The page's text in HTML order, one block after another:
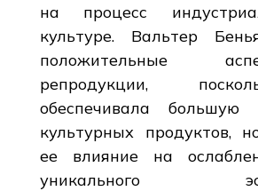
на процесс
культуре. Вальтер
положительные
репродукции,
обеспечивала большую
культурных продуктов,
ее влияние на
уникального